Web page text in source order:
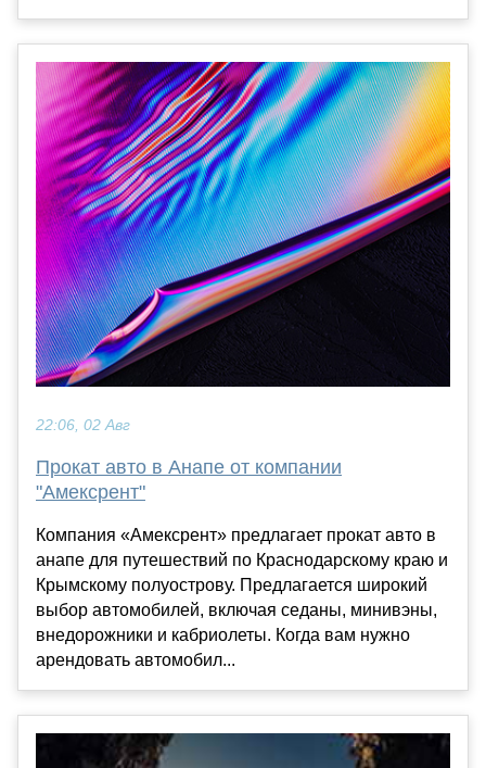
22:06, 02 Авг
Прокат авто в Анапе от компании
"Амексрент"
Компания «Амексрент» предлагает прокат авто в
анапе для путешествий по Краснодарскому краю и
Крымскому полуострову. Предлагается широкий
выбор автомобилей, включая седаны, минивэны,
внедорожники и кабриолеты. Когда вам нужно
арендовать автомобил...